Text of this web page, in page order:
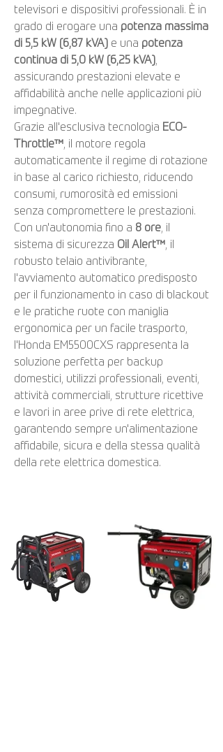
televisori e dispositivi professionali. È in
grado di erogare una potenza massima
di 5,5 kW (6,87 kVA) e una potenza
continua di 5,0 kW (6,25 kVA),
assicurando prestazioni elevate e
affidabilità anche nelle applicazioni più
impegnative.
Grazie all'esclusiva tecnologia ECO-
Throttle™, il motore regola
automaticamente il regime di rotazione
in base al carico richiesto, riducendo
consumi, rumorosità ed emissioni
senza compromettere le prestazioni.
Con un'autonomia fino a 8 ore, il
sistema di sicurezza Oil Alert™, il
robusto telaio antivibrante,
l'avviamento automatico predisposto
per il funzionamento in caso di blackout
e le pratiche ruote con maniglia
ergonomica per un facile trasporto,
l'Honda EM5500CXS rappresenta la
soluzione perfetta per backup
domestici, utilizzi professionali, eventi,
attività commerciali, strutture ricettive
e lavori in aree prive di rete elettrica,
garantendo sempre un'alimentazione
affidabile, sicura e della stessa qualità
della rete elettrica domestica.